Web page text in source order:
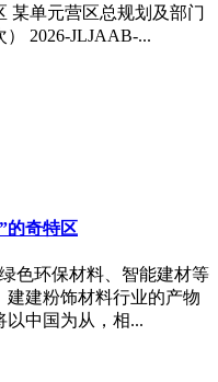
某单元营区总规划及部门
2026-JLJAAB-...
的奇特区
色环保材料、智能建材等
建粉饰材料行业的产物
以中国为从，相...